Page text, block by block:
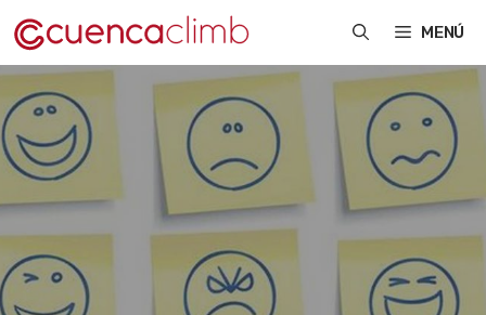
Saltar
al
contenido
MENÚ